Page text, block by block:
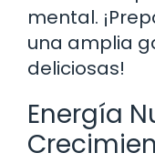
mental.
una amplia
deliciosas!
Energía